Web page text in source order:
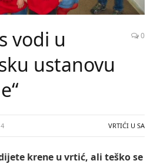
vodi u
ustanovu
0
VRTIĆI U SA
krene u vrtić, ali teško se